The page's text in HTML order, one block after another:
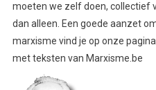
moeten we zelf doen, collectief
dan alleen. Een goede aanzet
marxisme vind je op onze pagina
met teksten van Marxisme.be